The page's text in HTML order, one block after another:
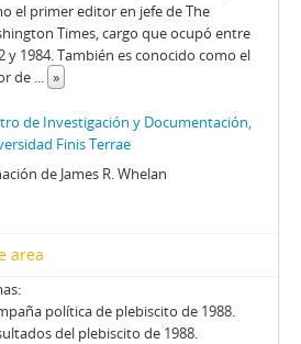
el primer editor en jefe de The
Times, cargo que ocupó entre
y 1984. También es conocido como el
de ... »
de Investigación y Documentación,
Finis Terrae
de James R. Whelan
area
política de plebiscito de 1988.
del plebiscito de 1988.